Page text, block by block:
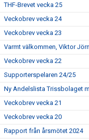
THF-Brevet vecka 25
Veckobrev vecka 24
Veckobrev vecka 23
Varmt välkommen, Viktor
Veckobrev vecka 22
Supporterspelaren 24/25
Ny Andelslista Trissbolaget
Veckobrev vecka 21
Veckobrev vecka 20
Rapport från årsmötet 2024